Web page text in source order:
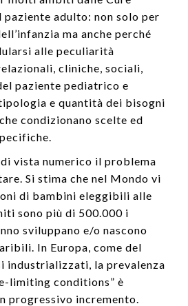
testo
adulto: non solo per
ma anche perché
alle peculiarità
cliniche, sociali,
paziente pediatrico e
e quantità dei bisogni
condizionano scelte ed
vista numerico il problema
Si stima che nel Mondo vi
di bambini eleggibili alle
sono più di 500.000 i
sviluppano e/o nascono
In Europa, come del
industrializzati, la prevalenza
limiting conditions” è
progressivo incremento.